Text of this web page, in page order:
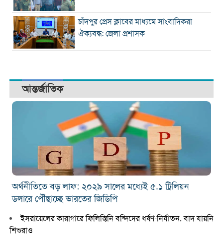
চাঁদপুর প্রেস ক্লাবের মাধ্যমে সাংবাদিকরা
ঐক্যবদ্ধ: জেলা প্রশাসক
আন্তর্জাতিক
অর্থনীতিতে বড় লাফ: ২০২৯ সালের মধ্যেই ৫.১ ট্রিলিয়ন
ডলারে পৌঁছাচ্ছে ভারতের জিডিপি
ইসরায়েলের কারাগারে ফিলিস্তিনি বন্দিদের ধর্ষণ-নির্যাতন, বাদ যায়নি
শিশুরাও